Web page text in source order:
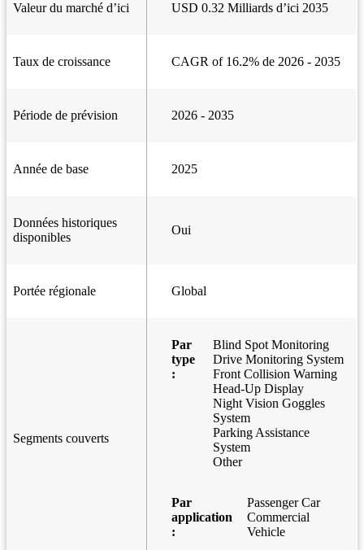
Valeur du marché d’ici USD 0.32 Milliards d’ici 2035
Taux de croissance CAGR of 16.2% de 2026 - 2035
Période de prévision 2026 - 2035
Année de base 2025
Données historiques
disponibles
Oui
Portée régionale Global
Segments couverts
Par
type
:
Blind Spot Monitoring
Drive Monitoring System
Front Collision Warning
Head-Up Display
Night Vision Goggles
System
Parking Assistance
System
Other
Par
application
:
Passenger Car
Commercial
Vehicle